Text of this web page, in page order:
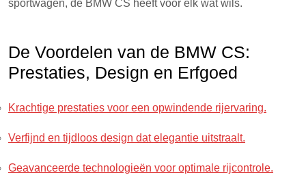
sportwagen, de BMW CS heeft voor elk wat wils.
De Voordelen van de BMW CS:
Prestaties, Design en Erfgoed
Krachtige prestaties voor een opwindende rijervaring.
Verfijnd en tijdloos design dat elegantie uitstraalt.
Geavanceerde technologieën voor optimale rijcontrole.